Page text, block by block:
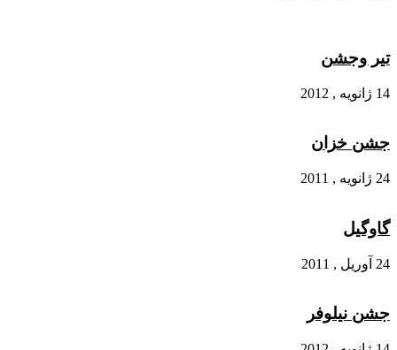
تیر وجشن
14 ژانویه , 2012
جشن خزان
24 ژانویه , 2011
گاوگیل
24 آوریل , 2011
جشن نیلوفر